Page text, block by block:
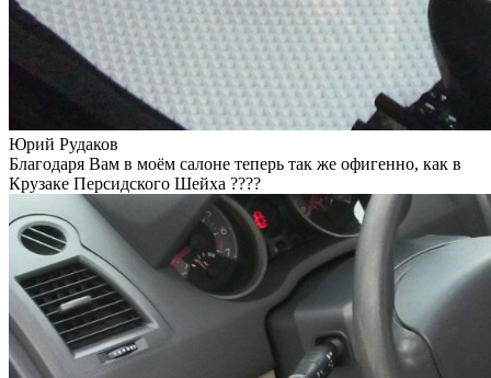
Юрий Рудаков
Благодаря Вам в моём салоне теперь так же офигенно, как в
Крузаке Персидского Шейха ????